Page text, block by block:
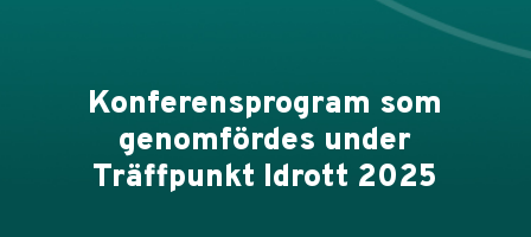
Konferensprogram som
genomfördes under
Träffpunkt Idrott 2025